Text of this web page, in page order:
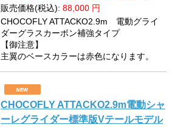
販売価格(税込): 88,000 円
CHOCOFLY ATTACKO2.9m 電動グライ
ダーグラスカーボン補強タイプ
【御注意】
主翼のベースカラーは赤色になります。
CHOCOFLY ATTACKO2.9m電動シャ
ーレグライダー標準版Vテールモデル